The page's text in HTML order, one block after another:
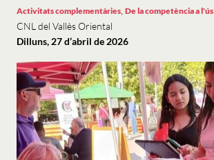
Activitats complementàries, De la competència a l'ús
CNL del Vallès Oriental
Dilluns, 27 d’abril de 2026